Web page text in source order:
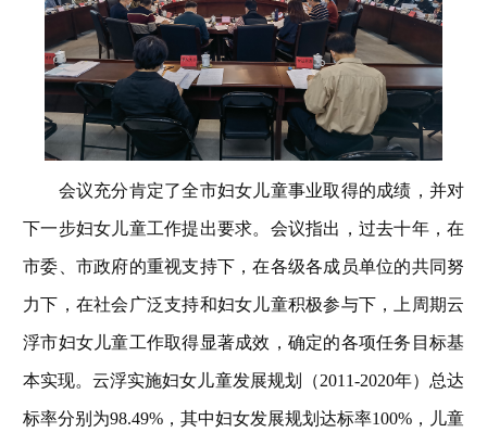
会议充分肯定了全市妇女儿童事业取得的成绩，并对
下一步妇女儿童工作提出要求。会议指出，过去十年，在
市委、市政府的重视支持下，在各级各成员单位的共同努
力下，在社会广泛支持和妇女儿童积极参与下，上周期云
浮市妇女儿童工作取得显著成效，确定的各项任务目标基
本实现。云浮实施妇女儿童发展规划（2011-2020年）总达
标率分别为98.49%，其中妇女发展规划达标率100%，儿童